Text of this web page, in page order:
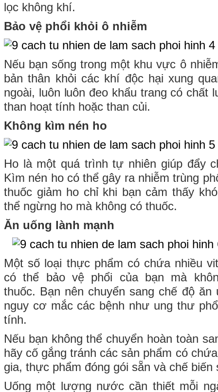
lọc không khí.
Bảo vệ phổi khỏi ô nhiễm
Nếu bạn sống trong một khu vực ô
bản thân khỏi các khí độc hại xung
ngoài, luôn luôn đeo khẩu trang có
than hoạt tính hoặc than củi.
Không kìm nén ho
Ho là một quá trình tự nhiên giúp đẩy
Kìm nén ho có thể gây ra nhiễm trùng
thuốc giảm ho chỉ khi bạn cảm thấy
thể ngừng ho mà không có thuốc.
Ăn uống lành mạnh
Một số loại thực phẩm có chứa nhiều
có thể bảo vệ phổi của bạn mà
thuốc. Bạn nên chuyển sang chế độ
nguy cơ mắc các bệnh như ung thư
tính.
Nếu bạn không thể chuyển hoàn toàn
hãy cố gắng tránh các sản phẩm có
gia, thực phẩm đóng gói sẵn và chế
Uống một lượng nước cần thiết mỗi